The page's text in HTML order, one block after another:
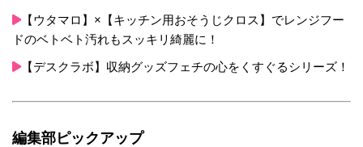
【ウタマロ】×【キッチン用おそうじクロス】でレンジフー
ドのベトベト汚れもスッキリ綺麗に！
【デスクラボ】収納グッズフェチの心をくすぐるシリーズ！
編集部ピックアップ